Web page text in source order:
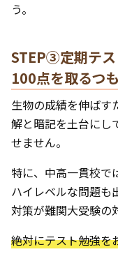
う。
STEP③定期テ
100点を取るつ
生物の成績を伸ばす
解と暗記を土台にし
せません。
特に、中高一貫校で
ハイレベルな問題も
対策が難関大受験の
絶対にテスト勉強を